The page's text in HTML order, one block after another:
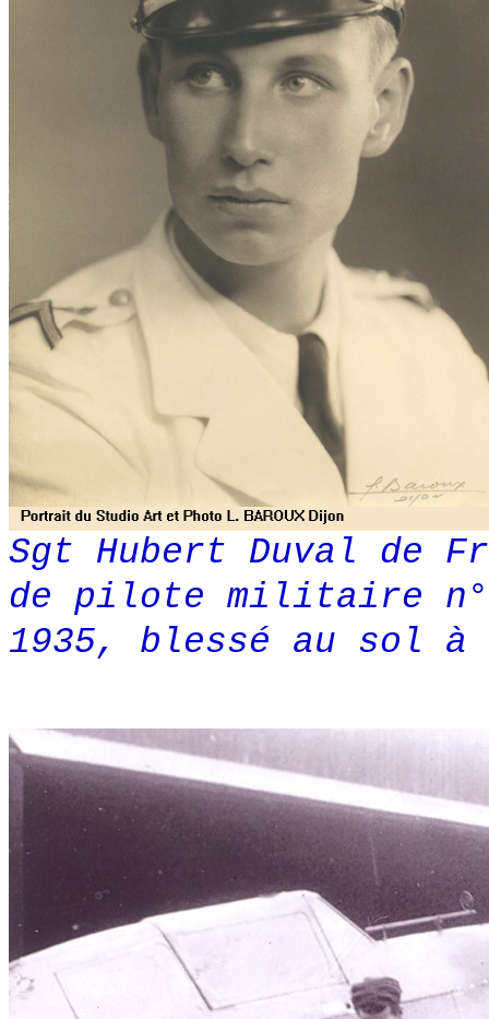
Sgt Hubert Duval de
de pilote militaire
1935, blessé au sol